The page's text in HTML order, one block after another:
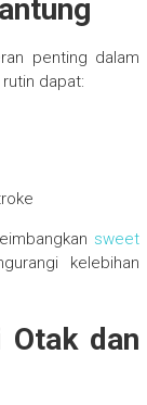
penting dalam
dapat:
sweet
kelebihan
Otak dan